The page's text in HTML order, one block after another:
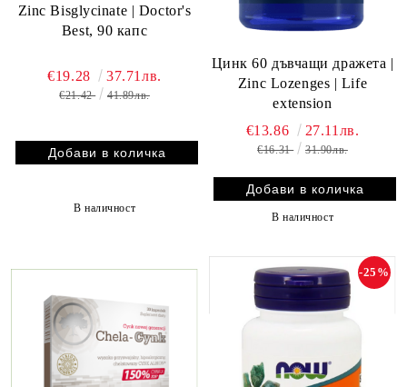
Zinc Bisglycinate | Doctor's
Best, 90 капс
€19.28 37.71лв.
€21.42 41.89лв.
В наличност
Цинк 60 дъвчащи дражета |
Zinc Lozenges | Life
extension
€13.86 27.11лв.
€16.31 31.90лв.
В наличност
-25%